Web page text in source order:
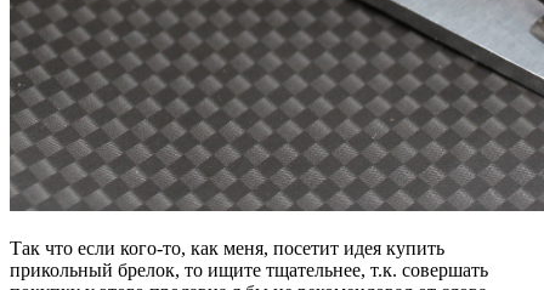
Так что если кого-то, как меня, посетит идея купить
прикольный брелок, то ищите тщательнее, т.к. совершать